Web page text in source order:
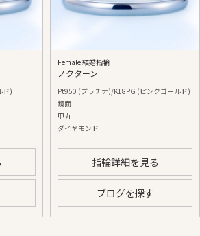
ド)
Female 結婚指輪
ノクターン
Pt950 (プラチナ)/K18PG (ピンクゴールド)
鏡面
甲丸
ダイヤモンド
指輪詳細を見る
ブログを探す